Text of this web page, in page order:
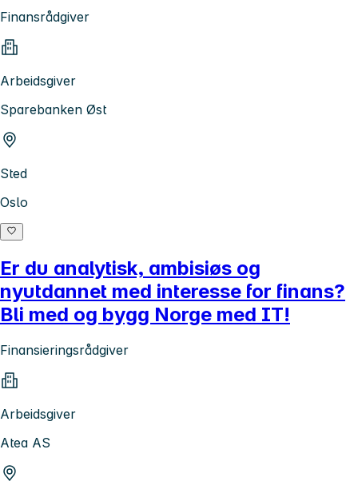
Finansrådgiver
Arbeidsgiver
Sparebanken Øst
Sted
Oslo
Er du analytisk, ambisiøs og
nyutdannet med interesse for finans?
Bli med og bygg Norge med IT!
Finansieringsrådgiver
Arbeidsgiver
Atea AS